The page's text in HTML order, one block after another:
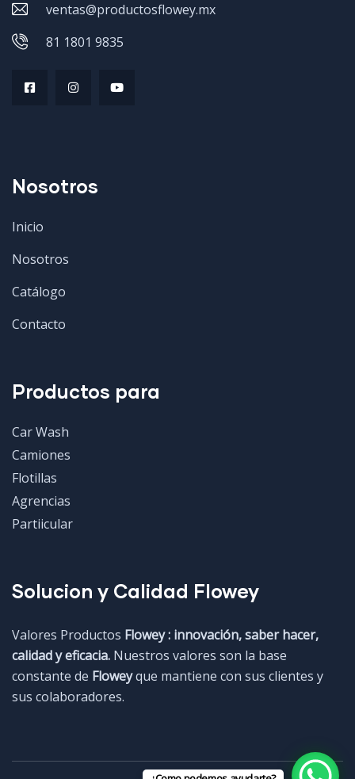
ventas@productosflowey.mx
81 1801 9835
Nosotros
Inicio
Nosotros
Catálogo
Contacto
Productos para
Car Wash
Camiones
Flotillas
Agrencias
Partiicular
Solucion y Calidad Flowey
Valores Productos Flowey : innovación, saber hacer,
calidad y eficacia. Nuestros valores son la base
constante de Floweyque mantiene con sus clientes y
sus colaboradores.